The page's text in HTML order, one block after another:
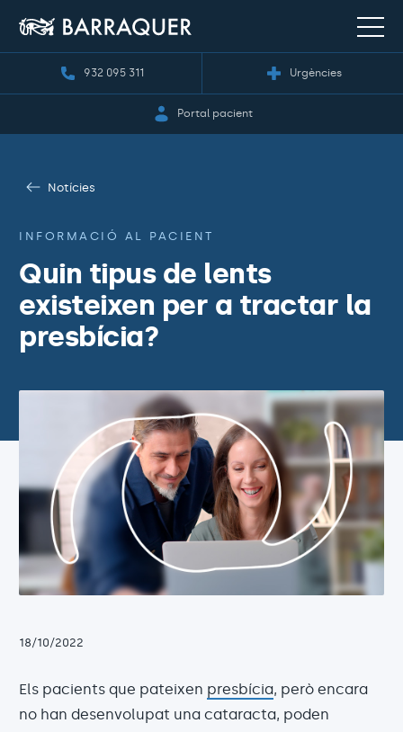
932 095 311 Urgències
Portal pacient
Notícies
INFORMACIÓ AL PACIENT
Quin tipus de lents
existeixen per a tractar la
presbícia?
18/10/2022
Els pacients que pateixen presbícia, però encara
no han desenvolupat una cataracta, poden